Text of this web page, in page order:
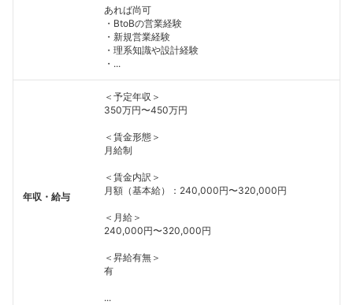
あれば尚可
・BtoBの営業経験
・新規営業経験
・理系知識や設計経験
・...
年収・給与
＜予定年収＞
350万円〜450万円
＜賃金形態＞
月給制
＜賃金内訳＞
月額（基本給）：240,000円〜320,000円
＜月給＞
240,000円〜320,000円
＜昇給有無＞
有
...